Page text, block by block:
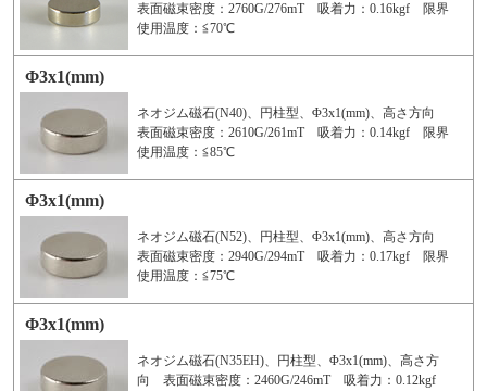
表面磁束密度：2760G/276mT 吸着力：0.16kgf 限界
使用温度：≦70℃
Φ3x1(mm)
ネオジム磁石(N40)、円柱型、Φ3x1(mm)、高さ方向
表面磁束密度：2610G/261mT 吸着力：0.14kgf 限界
使用温度：≦85℃
Φ3x1(mm)
ネオジム磁石(N52)、円柱型、Φ3x1(mm)、高さ方向
表面磁束密度：2940G/294mT 吸着力：0.17kgf 限界
使用温度：≦75℃
Φ3x1(mm)
ネオジム磁石(N35EH)、円柱型、Φ3x1(mm)、高さ方
向 表面磁束密度：2460G/246mT 吸着力：0.12kgf